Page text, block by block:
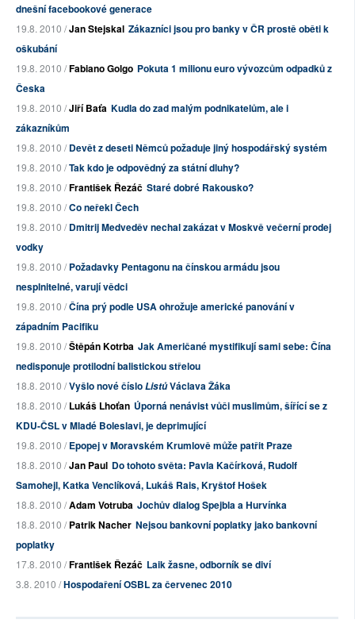
dnešní facebookové generace
19.8. 2010 /Jan Stejskal Zákazníci jsou pro banky v ČR prostě oběti k
oškubání
19.8. 2010 /Fabiano Golgo Pokuta 1 milionu euro vývozcům odpadků z
Česka
19.8. 2010 /Jiří Baťa Kudla do zad malým podnikatelům, ale i
zákazníkům
19.8. 2010 /Devět z deseti Němců požaduje jiný hospodářský systém
19.8. 2010 /Tak kdo je odpovědný za státní dluhy?
19.8. 2010 /František Řezáč Staré dobré Rakousko?
19.8. 2010 /Co neřekl Čech
19.8. 2010 /Dmitrij Medveděv nechal zakázat v Moskvě večerní prodej
vodky
19.8. 2010 /Požadavky Pentagonu na čínskou armádu jsou
nesplnitelné, varují vědci
19.8. 2010 /Čína prý podle USA ohrožuje americké panování v
západním Pacifiku
19.8. 2010 /Štěpán Kotrba Jak Američané mystifikují sami sebe: Čína
nedisponuje protilodní balistickou střelou
18.8. 2010 /Vyšlo nové čísloListůVáclava Žáka
18.8. 2010 /Lukáš Lhoťan Úporná nenávist vůči muslimům, šířící se z
KDU-ČSL v Mladé Boleslavi, je deprimující
19.8. 2010 /Epopej v Moravském Krumlově může patřit Praze
18.8. 2010 /Jan Paul Do tohoto světa: Pavla Kačírková, Rudolf
Samohejl, Katka Venclíková, Lukáš Rais, Kryštof Hošek
18.8. 2010 /Adam Votruba Jochův dialog Spejbla a Hurvínka
18.8. 2010 /Patrik Nacher Nejsou bankovní poplatky jako bankovní
poplatky
17.8. 2010 /František Řezáč Laik žasne, odborník se diví
3.8. 2010 /Hospodaření OSBL za červenec 2010